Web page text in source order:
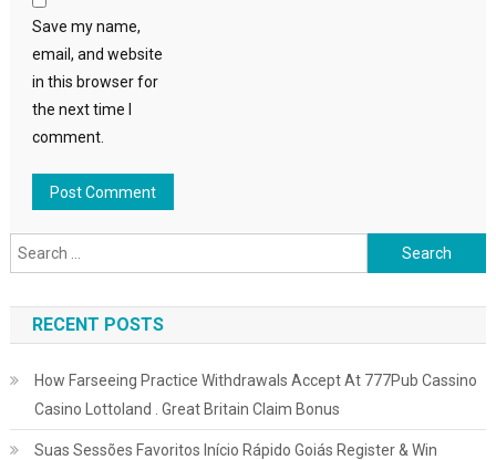
Save my name,
email, and website
in this browser for
the next time I
comment.
Search
for:
RECENT POSTS
How Farseeing Practice Withdrawals Accept At 777Pub Cassino
Casino Lottoland . Great Britain Claim Bonus
Suas Sessões Favoritos Início Rápido Goiás Register & Win